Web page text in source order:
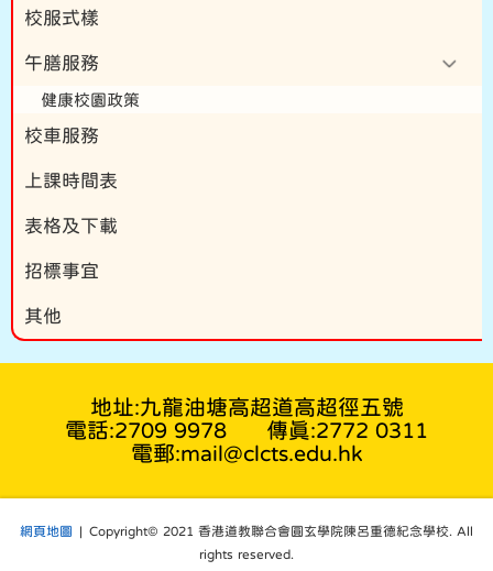
校服式樣
午膳服務
健康校園政策
校車服務
上課時間表
表格及下載
招標事宜
其他
地址:九龍油塘高超道高超徑五號
電話:2709 9978
傳真:2772 0311
電郵:mail@clcts.edu.hk
網頁地圖 | Copyright© 2021 香港道教聯合會圓玄學院陳呂重德紀念學校. All
rights reserved.